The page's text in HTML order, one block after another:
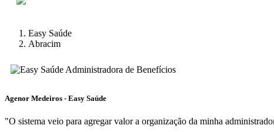
Easy Saúde
Abracim
Agenor Medeiros - Easy Saúde
"O sistema veio para agregar valor a organização da minha